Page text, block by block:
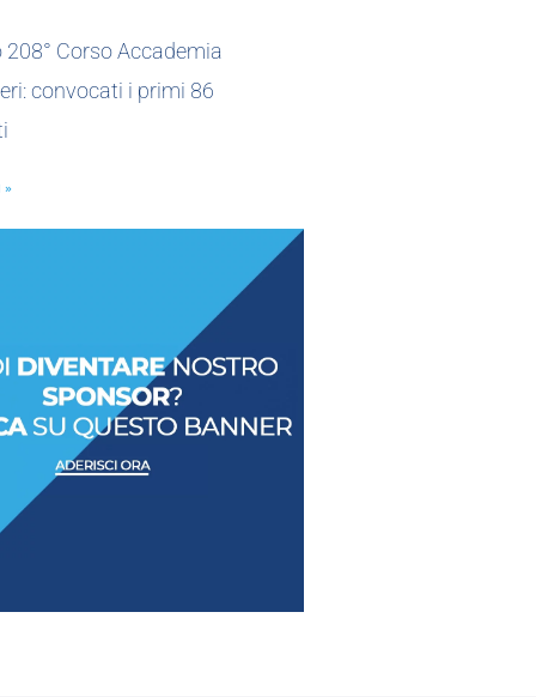
Corso Accademia
convocati i primi 86
»